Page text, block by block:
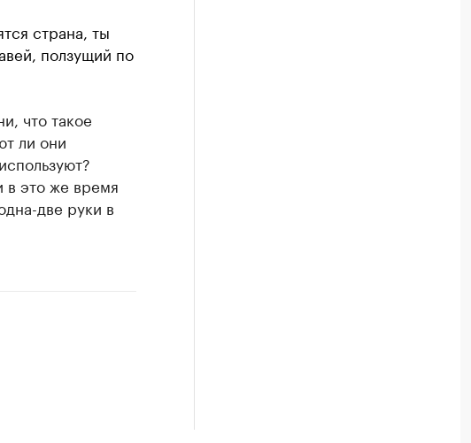
страна, ты
ползущий по
что такое
ли они
в это же время
две руки в